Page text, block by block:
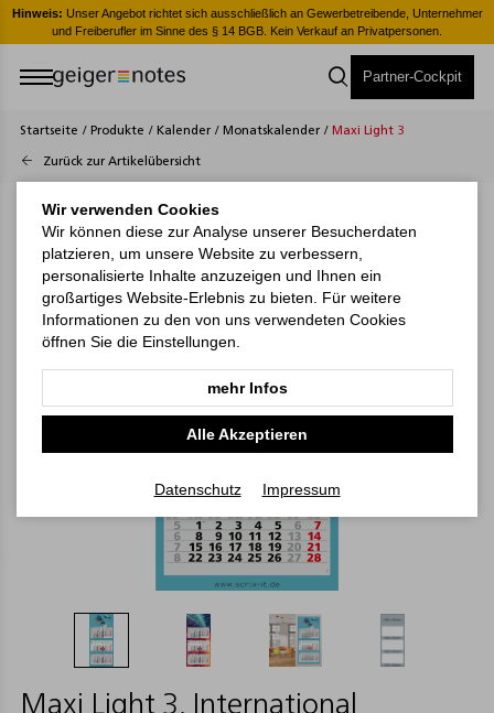
Hinweis: Unser Angebot richtet sich ausschließlich an Gewerbetreibende, Unternehmer
und Freiberufler im Sinne des § 14 BGB. Kein Verkauf an Privatpersonen.
Partner-Cockpit
Startseite / Produkte / Kalender / Monatskalender / Maxi Light 3
Zurück zur Artikelübersicht
Maxi Light 3, International
Wir verwenden Cookies
Wir können diese zur Analyse unserer Besucherdaten
platzieren, um unsere Website zu verbessern,
personalisierte Inhalte anzuzeigen und Ihnen ein
großartiges Website-Erlebnis zu bieten. Für weitere
Informationen zu den von uns verwendeten Cookies
öffnen Sie die Einstellungen.
mehr Infos
Alle Akzeptieren
Datenschutz Impressum